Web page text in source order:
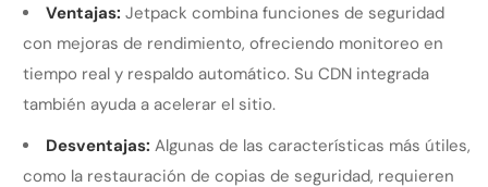
Ventajas: Jetpack combina funciones de seguridad
con mejoras de rendimiento, ofreciendo monitoreo en
tiempo real y respaldo automático. Su CDN integrada
también ayuda a acelerar el sitio.
Desventajas: Algunas de las características más útiles,
como la restauración de copias de seguridad, requieren